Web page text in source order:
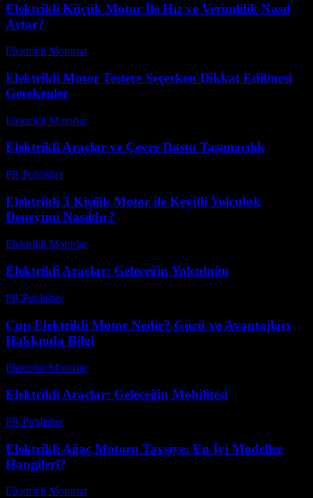
Elektrikli Küçük Motor İle Hız ve Verimlilik Nasıl
Artar?
Elektrikli Motorlar-
Elektrikli Motor Testere Seçerken Dikkat Edilmesi
Gerekenler
Elektrikli Motorlar-
Elektrikli Araçlar ve Çevre Dostu Taşımacılık
PR Publisher-
Elektrikli 3 Kişilik Motor ile Keyifli Yolculuk
Deneyimi Nasıldır?
Elektrikli Motorlar-
Elektrikli Araçlar: Geleceğin Yolculuğu
PR Publisher-
Cup Elektrikli Motor Nedir? Gücü ve Avantajları
Hakkında Bilgi
Elektrikli Motorlar-
Elektrikli Araçlar: Geleceğin Mobilitesi
PR Publisher-
Elektrikli Ağaç Motoru Tavsiye: En İyi Modeller
Hangileri?
Elektrikli Motorlar-